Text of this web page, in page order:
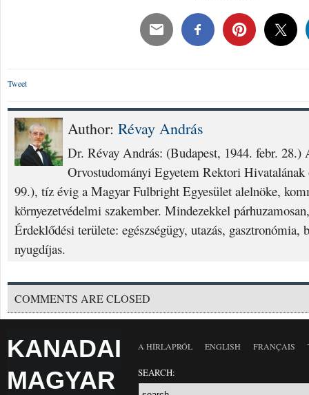
Tweet
Author: Révay András
Dr. Révay András: (Budapest, 1944. febr. 28.)
Orvostudományi Egyetem Rektori Hivatalának
99.), tíz évig a Magyar Fulbright Egyesület alelnöke,
környezetvédelmi szakember. Mindezekkel
Érdeklődési területe: egészségügy, utazás,
nyugdíjas.
COMMENTS ARE CLOSED
KANADAI
MAGYAR
A HÍRLAPRÓL ENGLISH FRANÇAIS
SEARCH: